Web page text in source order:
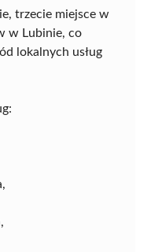
trzecie miejsce w
w Lubinie, co
lokalnych usług